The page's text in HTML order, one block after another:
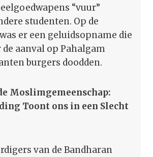
“vuur”
studenten. Op de
er een geluidsopname die
de aanval op Pahalgam
burgers doodden.
Moslimgemeenschap:
Toont ons in een Slecht
van de Bandharan